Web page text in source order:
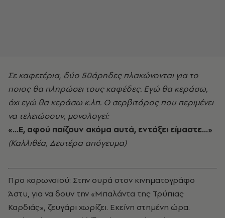
Σε καφετέρια, δύο 50άρηδες πλακώνονται για το
ποιος θα πληρώσει τους καφέδες. Εγώ θα κεράσω,
όχι εγώ θα κεράσω κ.λπ. Ο σερβιτόρος που περιμένει
να τελειώσουν, μονολογεί:
«...Ε, αφού παίζουν ακόμα αυτά, εντάξει είμαστε...»
(Καλλιθέα, Δευτέρα απόγευμα)
Προ κορωνοϊού: Στην ουρά στον κινηματογράφο
Άστυ, για να δουν την «Μπαλάντα της Τρύπιας
Καρδιάς», ζευγάρι χωρίζει. Εκείνη στημένη ώρα.